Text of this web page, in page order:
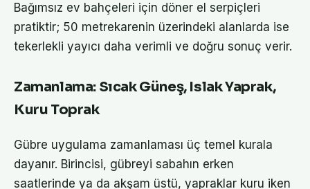
Bağımsız ev bahçeleri için döner el serpiçleri
pratiktir; 50 metrekarenin üzerindeki alanlarda ise
tekerlekli yayıcı daha verimli ve doğru sonuç verir.
Zamanlama: Sıcak Güneş, Islak Yaprak,
Kuru Toprak
Gübre uygulama zamanlaması üç temel kurala
dayanır. Birincisi, gübreyi sabahın erken
saatlerinde ya da akşam üstü, yapraklar kuru iken